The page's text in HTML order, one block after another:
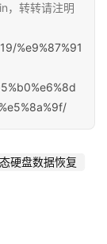
，转转请注明
%e9%87%91
硬盘数据恢复